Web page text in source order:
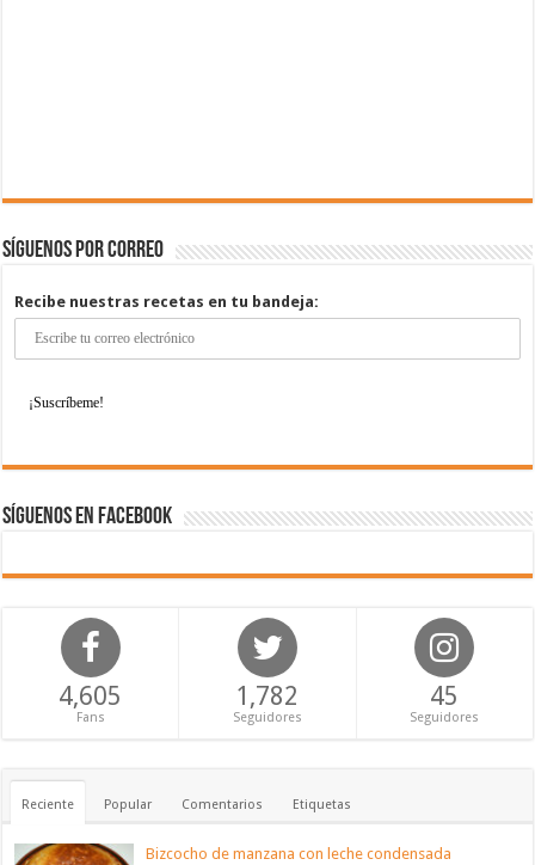
Síguenos por correo
Recibe nuestras recetas en tu bandeja:
Síguenos en Facebook
4,605
Fans
1,782
Seguidores
45
Seguidores
Reciente Popular Comentarios Etiquetas
Bizcocho de manzana con leche condensada